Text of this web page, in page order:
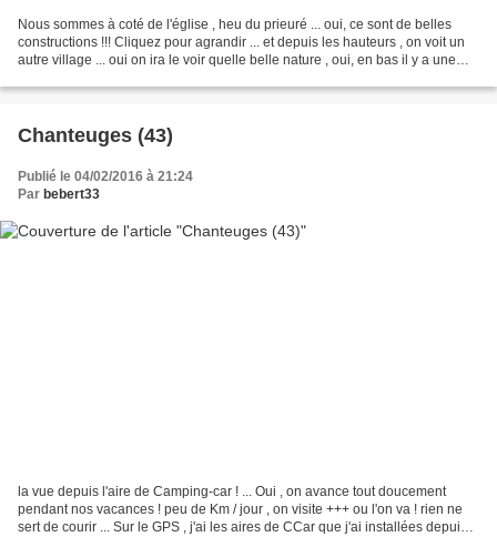
Nous sommes à coté de l'église , heu du prieuré ... oui, ce sont de belles
constructions !!! Cliquez pour agrandir ... et depuis les hauteurs , on voit un
autre village ... oui on ira le voir quelle belle nature , oui, en bas il y a une
Chanteuges (43)
Publié le 04/02/2016 à 21:24
Par bebert33
la vue depuis l'aire de Camping-car ! ... Oui , on avance tout doucement
pendant nos vacances ! peu de Km / jour , on visite +++ ou l'on va ! rien ne
sert de courir ... Sur le GPS , j'ai les aires de CCar que j'ai installées depuis